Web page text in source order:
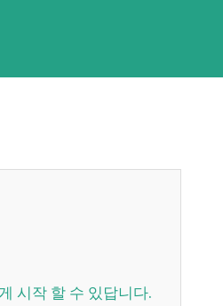
시작 할 수 있답니다.